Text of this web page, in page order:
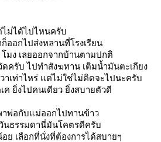
ม่ได้ไปไหนครับ
ออกไปส่งหลานที่โรงเรียน
โมง เลยออกจากบ้านตามปกติ
รับ ไปทำสังฆทาน เติมน้ำมันตะเกียง
เท่าไหร่ แต่ไม่ใช่ไม่คิดจะไปนะครับ
ค ยิ่งไปคนเดียว ยิ่งสบายตัวดี
าพ่อกับแม่ออกไปทานข้าว
นธรรมดานี่มันโคตรดีครับ
ย เลือกที่นั่งที่ต้องการได้สบายๆ